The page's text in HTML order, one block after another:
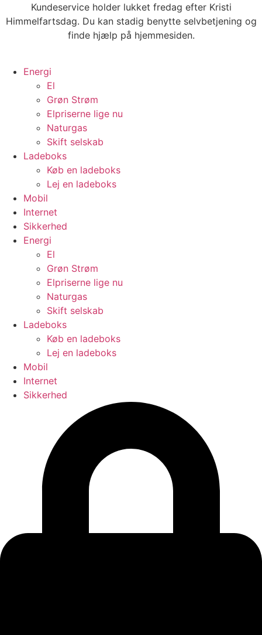
til
Kundeservice holder lukket fredag efter Kristi
Himmelfartsdag. Du kan stadig benytte selvbetjening og
finde hjælp på hjemmesiden.
Energi
El
Grøn Strøm
Elpriserne lige nu
Naturgas
Skift selskab
Ladeboks
Køb en ladeboks
Lej en ladeboks
Mobil
Internet
Sikkerhed
Energi
El
Grøn Strøm
Elpriserne lige nu
Naturgas
Skift selskab
Ladeboks
Køb en ladeboks
Lej en ladeboks
Mobil
Internet
Sikkerhed